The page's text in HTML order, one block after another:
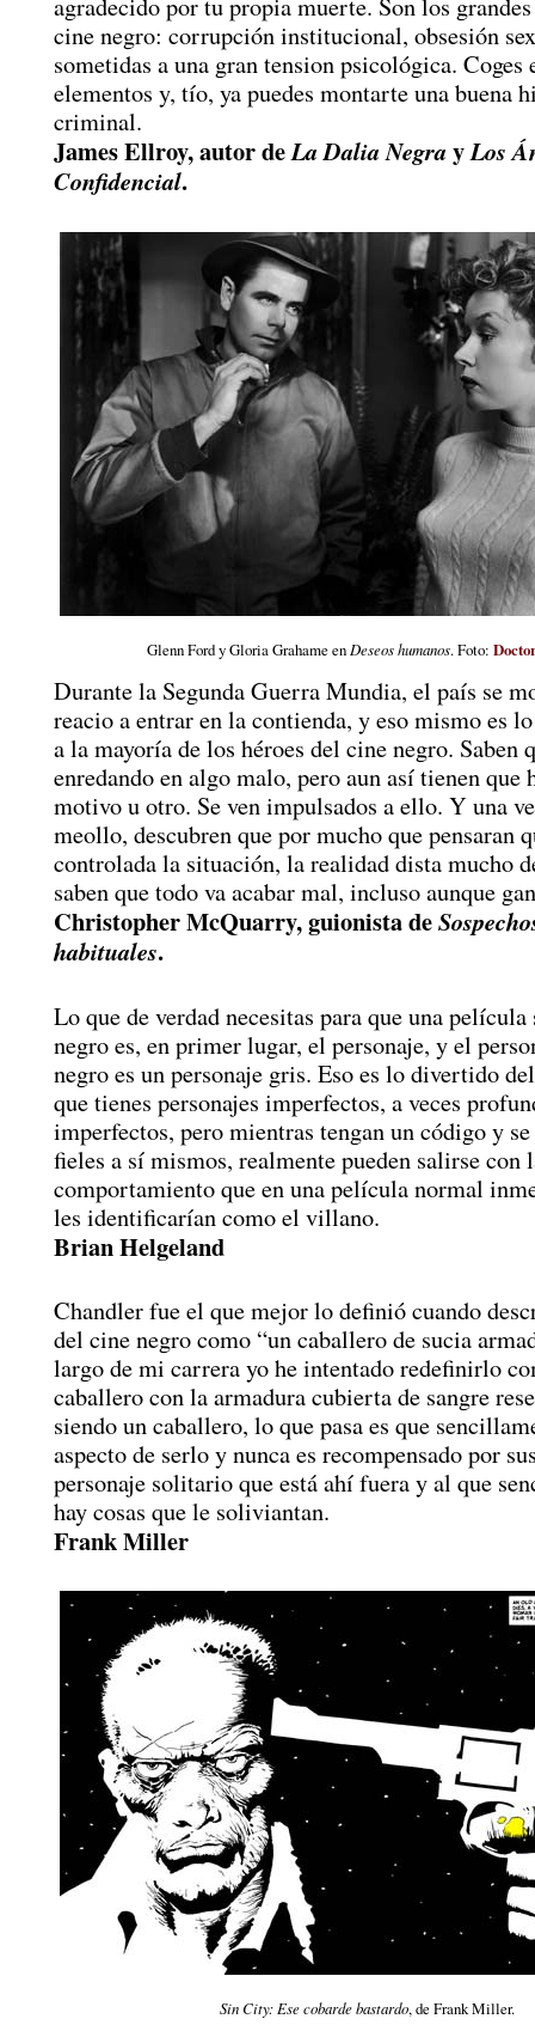
agradecido por tu propia muerte. Son los
cine negro: corrupción institucional, obsesión
sometidas a una gran tension psicológica. Coges
elementos y, tío, ya puedes montarte una buena
criminal.
James Ellroy, autor deLa Dalia Negra yLos
Confidencial.
Glenn Ford y Gloria Grahame enDeseos humanos. Foto:
Durante la Segunda Guerra Mundia, el país se
reacio a entrar en la contienda, y eso mismo es
a la mayoría de los héroes del cine negro. Saben
enredando en algo malo, pero aun así tienen que
motivo u otro. Se ven impulsados a ello. Y una
meollo, descubren que por mucho que pensaran
controlada la situación, la realidad dista mucho
saben que todo va acabar mal, incluso aunque
Christopher McQuarry, guionista de
habituales.
Lo que de verdad necesitas para que una película
negro es, en primer lugar, el personaje, y el
negro es un personaje gris. Eso es lo divertido
que tienes personajes imperfectos, a veces
imperfectos, pero mientras tengan un código y
fieles a sí mismos, realmente pueden salirse con
comportamiento que en una película normal
les identificarían como el villano.
Brian Helgeland
Chandler fue el que mejor lo definió cuando
del cine negro como “un caballero de sucia
largo de mi carrera yo he intentado redefinirlo
caballero con la armadura cubierta de sangre
siendo un caballero, lo que pasa es que
aspecto de serlo y nunca es recompensado por
personaje solitario que está ahí fuera y al que
hay cosas que le soliviantan.
Frank Miller
Sin City: Ese cobarde bastardo, de Frank Miller.